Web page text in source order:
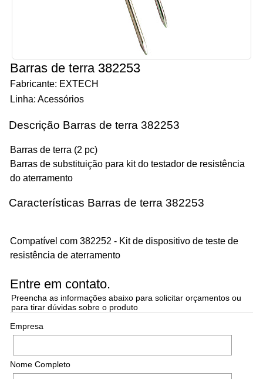
Barras de terra 382253
Fabricante: EXTECH
Linha: Acessórios
Descrição Barras de terra 382253
Barras de terra (2 pc)
Barras de substituição para kit do testador de resistência
do aterramento
Características Barras de terra 382253
Compatível com 382252 - Kit de dispositivo de teste de
resistência de aterramento
Entre em contato.
Preencha as informações abaixo para solicitar orçamentos ou
para tirar dúvidas sobre o produto
Empresa
Nome Completo